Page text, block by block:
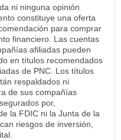
ni ninguna opinión
constituye una oferta
para comprar
financiero. Las cuentas
afiliadas pueden
en títulos recomendados
de PNC. Los títulos
respaldados ni
de sus compañías
por,
la FDIC ni la Junta de la
riesgos de inversión,